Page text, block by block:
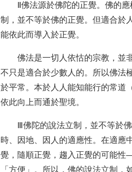
Ⅱ佛法源於佛陀的正覺。佛的
制 ， 並不等於佛的正覺。但適合於
能依此而導入於正覺。
佛法是一切人依怙的宗教 ， 並
不只是適合於少數人的。 所以佛法
於平常。本於人人能知能行的常道
依此向上而通於聖境。
Ⅲ佛陀的說法立制 ， 並不等於
時、 因地、 因人的適應性。在適應
覺 ， 隨順正覺 ， 趨入正覺的可能性
「方便 」。 所以 ，佛的說法立制 ，